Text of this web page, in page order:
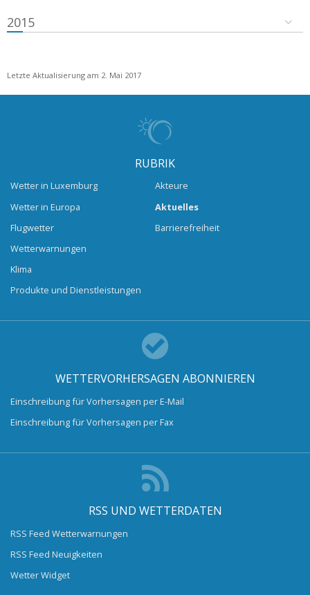
2015
Letzte Aktualisierung am 2. Mai 2017
RUBRIK
Wetter in Luxemburg
Wetter in Europa
Flugwetter
Wetterwarnungen
Klima
Produkte und Dienstleistungen
Akteure
Aktuelles
Barrierefreiheit
WETTERVORHERSAGEN ABONNIEREN
Einschreibung für Vorhersagen per E-Mail
Einschreibung für Vorhersagen per Fax
RSS UND WETTERDATEN
RSS Feed Wetterwarnungen
RSS Feed Neuigkeiten
Wetter Widget